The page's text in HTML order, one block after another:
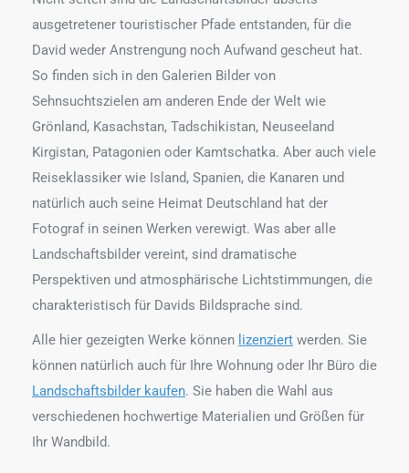
ausgetretener touristischer Pfade entstanden, für die
David weder Anstrengung noch Aufwand gescheut hat.
So finden sich in den Galerien Bilder von
Sehnsuchtszielen am anderen Ende der Welt wie
Grönland, Kasachstan, Tadschikistan, Neuseeland
Kirgistan, Patagonien oder Kamtschatka. Aber auch viele
Reiseklassiker wie Island, Spanien, die Kanaren und
natürlich auch seine Heimat Deutschland hat der
Fotograf in seinen Werken verewigt. Was aber alle
Landschaftsbilder vereint, sind dramatische
Perspektiven und atmosphärische Lichtstimmungen, die
charakteristisch für Davids Bildsprache sind.
Alle hier gezeigten Werke können lizenziert werden. Sie
können natürlich auch für Ihre Wohnung oder Ihr Büro die
Landschaftsbilder kaufen. Sie haben die Wahl aus
verschiedenen hochwertige Materialien und Größen für
Ihr Wandbild.